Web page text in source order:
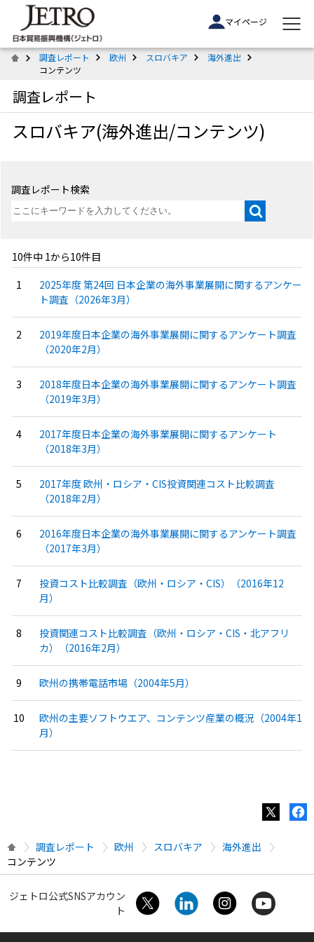
マイページ
調査レポート 欧州 スロバキア
海外進出
コンテンツ
調査レポート
スロバキア(海外進出/コンテンツ)
調査レポート検索
10件中 1から10件目
2025年度 第24回 日本企業の海外事業展開に関するアンケー
ト調査（2026年3月）
2019年度日本企業の海外事業展開に関するアンケート調査
（2020年2月）
2018年度日本企業の海外事業展開に関するアンケート調査
（2019年3月）
2017年度日本企業の海外事業展開に関するアンケート
（2018年3月）
2017年度 欧州・ロシア・CIS投資関連コスト比較調査
（2018年2月）
2016年度日本企業の海外事業展開に関するアンケート調査
（2017年3月）
投資コスト比較調査（欧州・ロシア・CIS）（2016年12
月）
投資関連コスト比較調査（欧州・ロシア・CIS・北アフリ
カ）（2016年2月）
欧州の携帯電話市場（2004年5月）
欧州の主要ソフトウエア、コンテンツ産業の概況（2004年1
月）
調査レポート 欧州 スロバキア
海外進出
コンテンツ
ジェトロ公式SNSアカウン
ト